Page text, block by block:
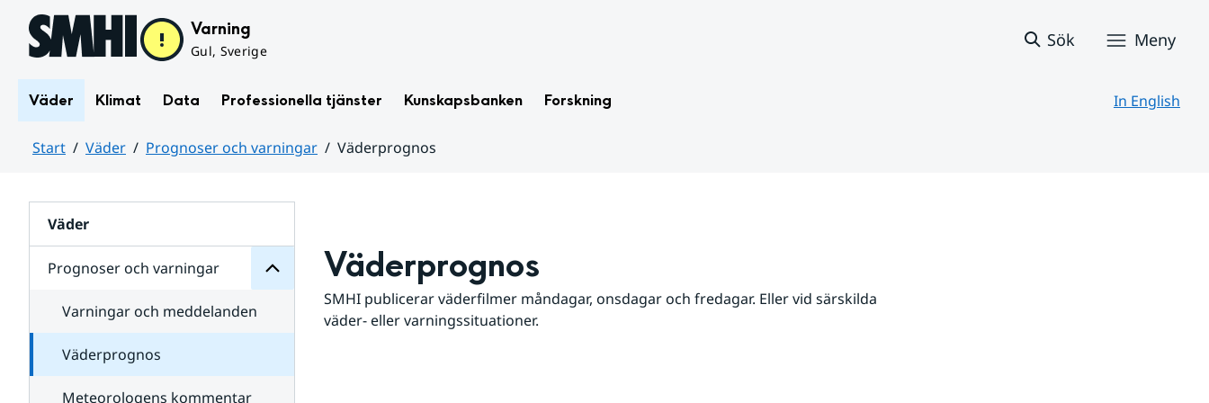
Hoppa till sidans innehåll Varning
Gul, Sverige
Sök Meny
Väder Klimat Data Professionella tjänster Kunskapsbanken Forskning In English
Start Väder Prognoser och varningar
Väderprognos
Väder
Prognoser och varningar
för
varningar
Varningar och meddelanden
Väderprognos
Meteorologens kommentar
Väderprognos
SMHI publicerar väderfilmer måndagar, onsdagar och fredagar. Eller vid särskilda
väder- eller varningssituationer.